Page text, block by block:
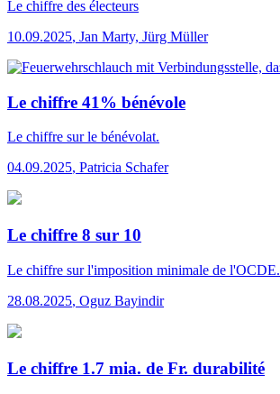
Le chiffre des électeurs
10.09.2025, Jan Marty, Jürg Müller
Le chiffre 41% bénévole
Le chiffre sur le bénévolat.
04.09.2025, Patricia Schafer
Le chiffre 8 sur 10
Le chiffre sur l'imposition minimale de l'OCDE.
28.08.2025, Oguz Bayindir
Le chiffre 1.7 mia. de Fr. durabilité